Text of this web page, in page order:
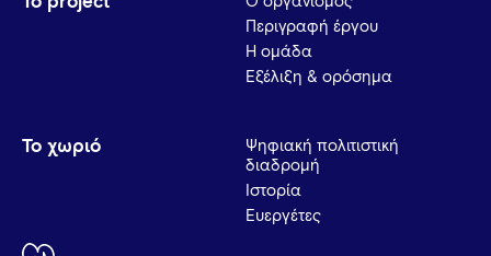
Περιγραφή έργου
Η ομάδα
Εξέλιξη & ορόσημα
Το χωριό
Ψηφιακή πολιτιστική
διαδρομή
Ιστορία
Ευεργέτες